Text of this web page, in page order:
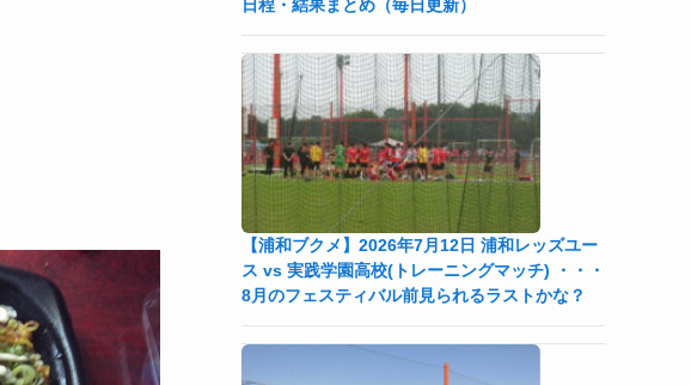
日程・結果まとめ（毎日更新）
【浦和ブクメ】2026年7月12日 浦和レッズユー
ス vs 実践学園高校(トレーニングマッチ) ・・・
8月のフェスティバル前見られるラストかな？